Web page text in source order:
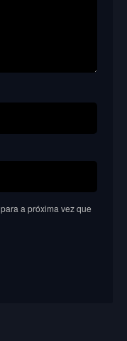
a próxima vez que